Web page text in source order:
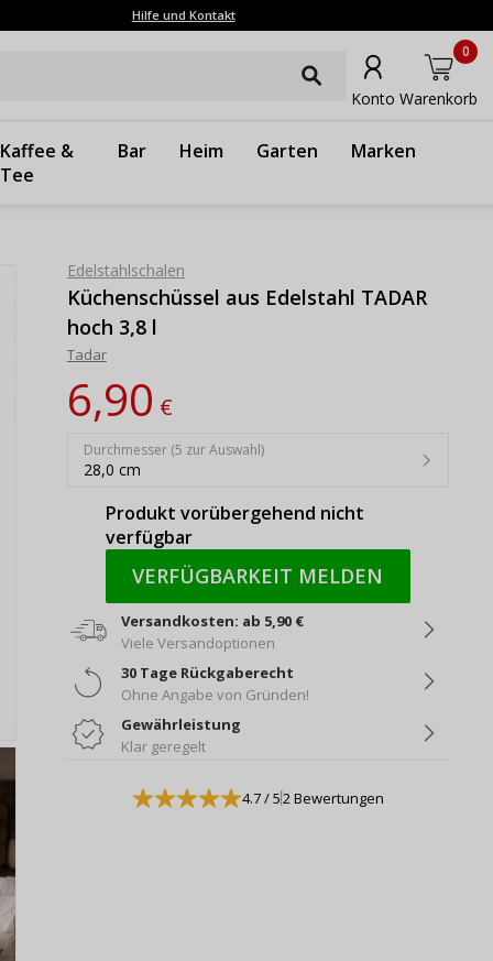
Hilfe und Kontakt
Konto Warenkorb
0
Kaffee &
Tee
Bar Heim Garten Marken
Edelstahlschalen
Küchenschüssel aus Edelstahl TADAR
hoch 3,8 l
Tadar
6,90€
Durchmesser (5 zur Auswahl)
28,0 cm
Produkt vorübergehend nicht
verfügbar
VERFÜGBARKEIT MELDEN
Versandkosten: ab 5,90 €
Viele Versandoptionen
30 Tage Rückgaberecht
Ohne Angabe von Gründen!
Gewährleistung
Klar geregelt
4.7/ 52 Bewertungen